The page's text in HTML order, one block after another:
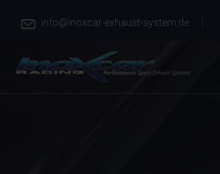
info@inoxcar-exhaust-system.de